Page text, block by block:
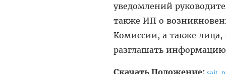
уведомлений
также ИП о
Комиссии, а также
разглашать
Скачать Положение: